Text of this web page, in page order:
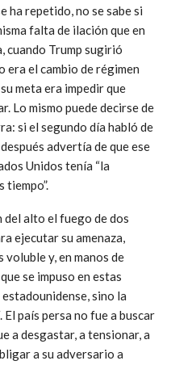
ha repetido, no se sabe si
falta de ilación que en
cuando Trump sugirió
el cambio de régimen
meta era impedir que
Lo mismo puede decirse de
si el segundo día habló de
advertía de que ese
Unidos tenía “la
tiempo”.
del alto el fuego de dos
ejecutar su amenaza,
y, en manos de
se impuso en estas
sino la
país persa no fue a buscar
a desgastar, a tensionar, a
a su adversario a